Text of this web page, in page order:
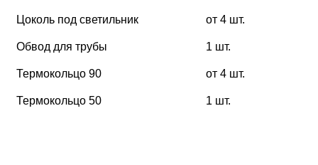
Цоколь под светильник от 4 шт.
Обвод для трубы 1 шт.
Термокольцо 90 от 4 шт.
Термокольцо 50 1 шт.